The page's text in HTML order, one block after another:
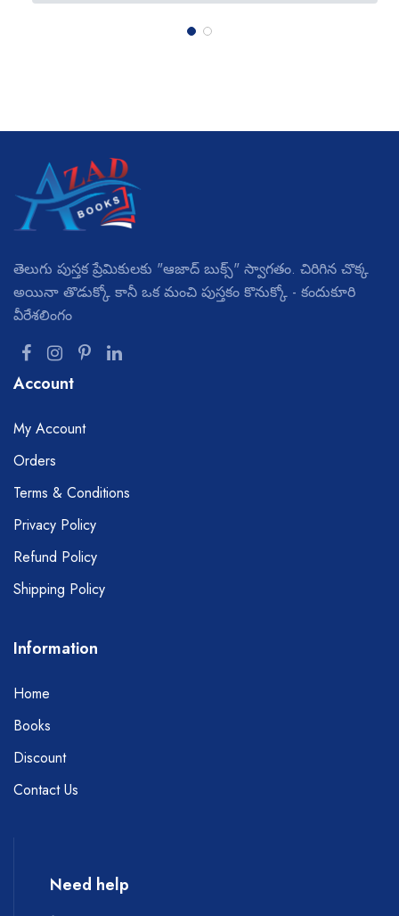
తెలుగు పుస్తక ప్రేమికులకు "ఆజాద్ బుక్స్" స్వాగతం. చిరిగిన చొక్క
అయినా తొడుక్కో కానీ ఒక మంచి పుస్తకం కొనుక్కో - కందుకూరి
వీరేశలింగం
Account
My Account
Orders
Terms & Conditions
Privacy Policy
Refund Policy
Shipping Policy
Information
Home
Books
Discount
Contact Us
Need help